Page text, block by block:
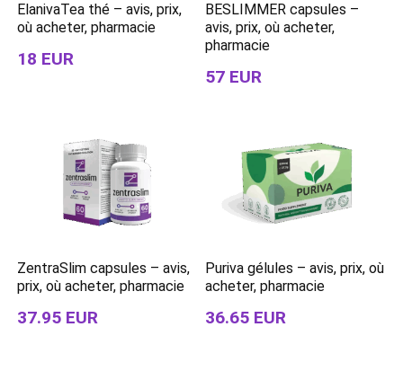
ElanivaTea thé – avis, prix,
où acheter, pharmacie
18 EUR
BESLIMMER capsules –
avis, prix, où acheter,
pharmacie
57 EUR
ZentraSlim capsules – avis,
prix, où acheter, pharmacie
37.95 EUR
Puriva gélules – avis, prix, où
acheter, pharmacie
36.65 EUR